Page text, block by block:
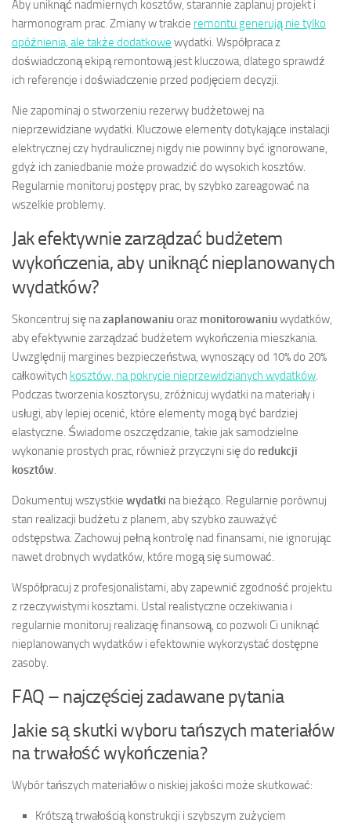
Aby uniknąć nadmiernych kosztów, starannie zaplanuj projekt i
harmonogram prac. Zmiany w trakcie remontu generują nie tylko
opóźnienia, ale także dodatkowe wydatki. Współpraca z
doświadczoną ekipą remontową jest kluczowa, dlatego sprawdź
ich referencje i doświadczenie przed podjęciem decyzji.
Nie zapominaj o stworzeniu rezerwy budżetowej na
nieprzewidziane wydatki. Kluczowe elementy dotykające instalacji
elektrycznej czy hydraulicznej nigdy nie powinny być ignorowane,
gdyż ich zaniedbanie może prowadzić do wysokich kosztów.
Regularnie monitoruj postępy prac, by szybko zareagować na
wszelkie problemy.
Jak efektywnie zarządzać budżetem
wykończenia, aby uniknąć nieplanowanych
wydatków?
Skoncentruj się nazaplanowaniuoraz monitorowaniuwydatków,
aby efektywnie zarządzać budżetem wykończenia mieszkania.
Uwzględnij margines bezpieczeństwa, wynoszący od 10% do 20%
całkowitych kosztów, na pokrycie nieprzewidzianych wydatków.
Podczas tworzenia kosztorysu, zróżnicuj wydatki na materiały i
usługi, aby lepiej ocenić, które elementy mogą być bardziej
elastyczne. Świadome oszczędzanie, takie jak samodzielne
wykonanie prostych prac, również przyczyni się do redukcji
kosztów.
Dokumentuj wszystkie wydatki na bieżąco. Regularnie porównuj
stan realizacji budżetu z planem, aby szybko zauważyć
odstępstwa. Zachowuj pełną kontrolę nad finansami, nie ignorując
nawet drobnych wydatków, które mogą się sumować.
Współpracuj z profesjonalistami, aby zapewnić zgodność projektu
z rzeczywistymi kosztami. Ustal realistyczne oczekiwania i
regularnie monitoruj realizację finansową, co pozwoli Ci uniknąć
nieplanowanych wydatków i efektownie wykorzystać dostępne
zasoby.
FAQ – najczęściej zadawane pytania
Jakie są skutki wyboru tańszych materiałów
na trwałość wykończenia?
Wybór tańszych materiałów o niskiej jakości może skutkować:
Krótszą trwałością konstrukcji i szybszym zużyciem